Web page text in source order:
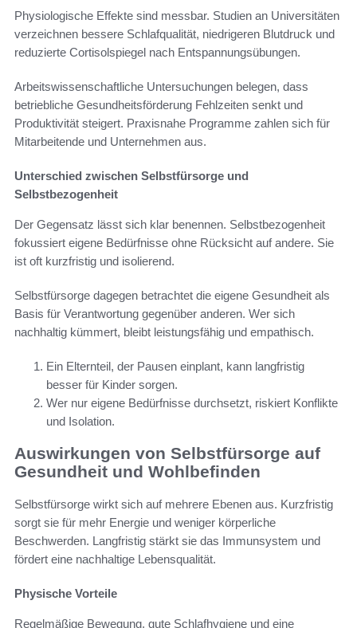
Physiologische Effekte sind messbar. Studien an Universitäten
verzeichnen bessere Schlafqualität, niedrigeren Blutdruck und
reduzierte Cortisolspiegel nach Entspannungsübungen.
Arbeitswissenschaftliche Untersuchungen belegen, dass
betriebliche Gesundheitsförderung Fehlzeiten senkt und
Produktivität steigert. Praxisnahe Programme zahlen sich für
Mitarbeitende und Unternehmen aus.
Unterschied zwischen Selbstfürsorge und
Selbstbezogenheit
Der Gegensatz lässt sich klar benennen. Selbstbezogenheit
fokussiert eigene Bedürfnisse ohne Rücksicht auf andere. Sie
ist oft kurzfristig und isolierend.
Selbstfürsorge dagegen betrachtet die eigene Gesundheit als
Basis für Verantwortung gegenüber anderen. Wer sich
nachhaltig kümmert, bleibt leistungsfähig und empathisch.
Ein Elternteil, der Pausen einplant, kann langfristig
besser für Kinder sorgen.
Wer nur eigene Bedürfnisse durchsetzt, riskiert Konflikte
und Isolation.
Auswirkungen von Selbstfürsorge auf
Gesundheit und Wohlbefinden
Selbstfürsorge wirkt sich auf mehrere Ebenen aus. Kurzfristig
sorgt sie für mehr Energie und weniger körperliche
Beschwerden. Langfristig stärkt sie das Immunsystem und
fördert eine nachhaltige Lebensqualität.
Physische Vorteile
Regelmäßige Bewegung, gute Schlafhygiene und eine